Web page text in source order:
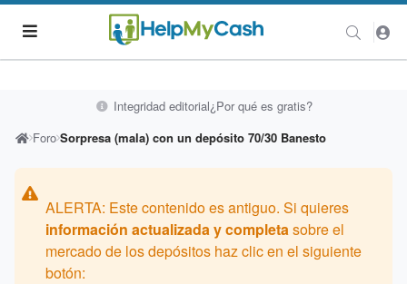
Integridad editorial¿Por qué es gratis?
Foro Sorpresa (mala) con un depósito 70/30 Banesto
ALERTA: Este contenido es antiguo. Si quieres
información actualizada y completasobre el
mercado de los depósitos haz clic en el siguiente
botón: